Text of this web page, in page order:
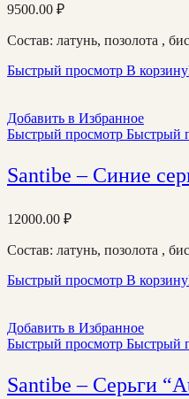
9500.00 ₽
Состав: латунь, позолота ,
Быстрый просмотр В корзину
Добавить в Избранное
Быстрый просмотр Быстрый
Santibe – Синие
12000.00 ₽
Состав: латунь, позолота ,
Быстрый просмотр В корзину
Добавить в Избранное
Быстрый просмотр Быстрый
Santibe – Серьги